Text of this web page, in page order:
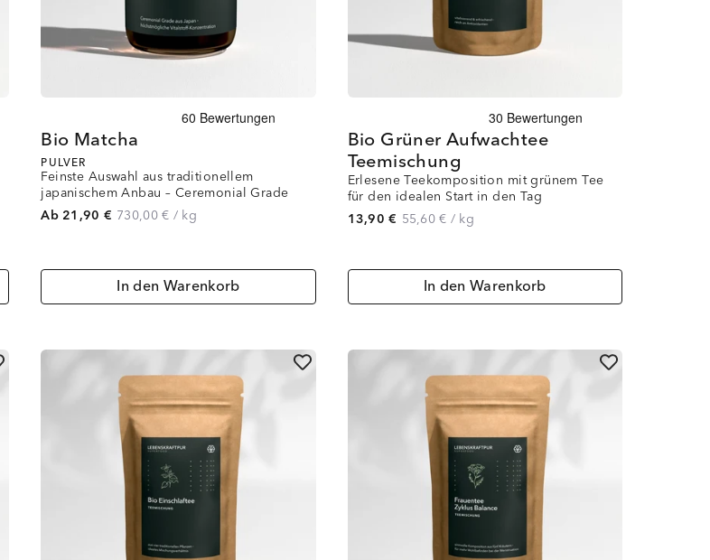
Bio Matcha
PULVER
Feinste Auswahl aus traditionellem
japanischem Anbau – Ceremonial Grade
Ab 21,90 € 730,00 € / kg
In den Warenkorb
Bio Grüner Aufwachtee
Teemischung
Erlesene Teekomposition mit grünem Tee
für den idealen Start in den Tag
13,90 € 55,60 € / kg
In den Warenkorb